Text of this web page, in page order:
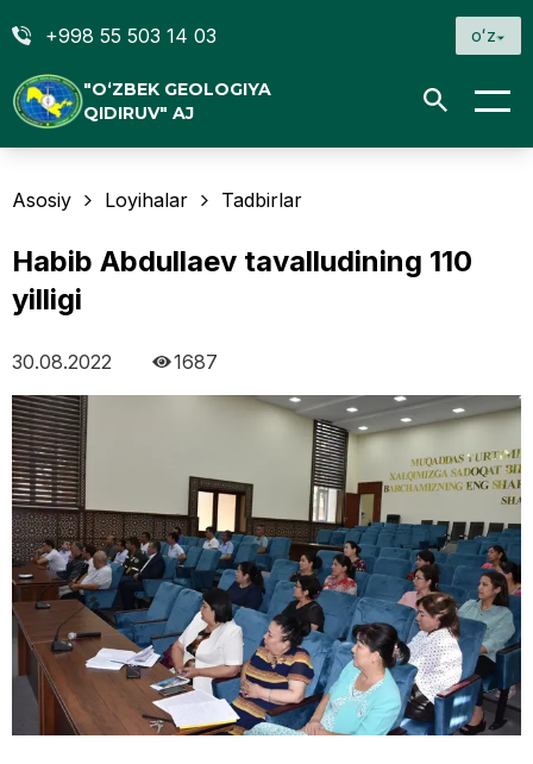
+998 55 503 14 03 oʻz
"O‘ZBEK GEOLOGIYA
QIDIRUV" AJ
Asosiy Loyihalar Tadbirlar
Habib Abdullaev tavalludining 110
yilligi
30.08.2022 1687